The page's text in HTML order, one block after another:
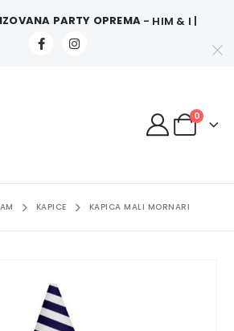
PARTY OPREMA - HIM & I |
0
KAPICE KAPICA MALI MORNARI